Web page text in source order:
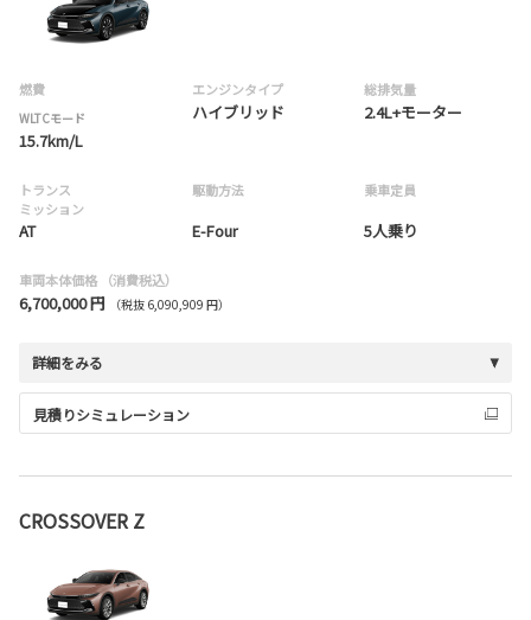
燃費
WLTCモード
15.7km/L
エンジンタイプ
ハイブリッド
総排気量
2.4L+モーター
トランス
ミッション
AT
駆動方法
E-Four
乗車定員
5人乗り
車両本体価格 （消費税込）
6,700,000 円 （税抜 6,090,909 円）
詳細をみる
見積りシミュレーション
CROSSOVER Z